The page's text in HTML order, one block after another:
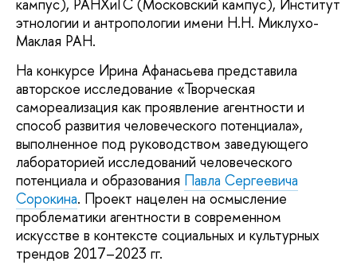
кампус), РАНХиГС (Московский кампус), Институт
этнологии и антропологии имени Н.Н. Миклухо-
Маклая РАН.
На конкурсе Ирина Афанасьева представила
авторское исследование «Творческая
самореализация как проявление агентности и
способ развития человеческого потенциала»,
выполненное под руководством заведующего
лабораторией исследований человеческого
потенциала и образования Павла Сергеевича
Сорокина. Проект нацелен на осмысление
проблематики агентности в современном
искусстве в контексте социальных и культурных
трендов 2017–2023 гг.